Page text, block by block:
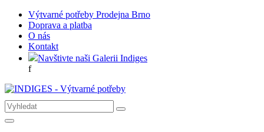
Výtvarné potřeby Prodejna Brno
Doprava a platba
O nás
Kontakt
Navštivte naši Galerii Indiges
f